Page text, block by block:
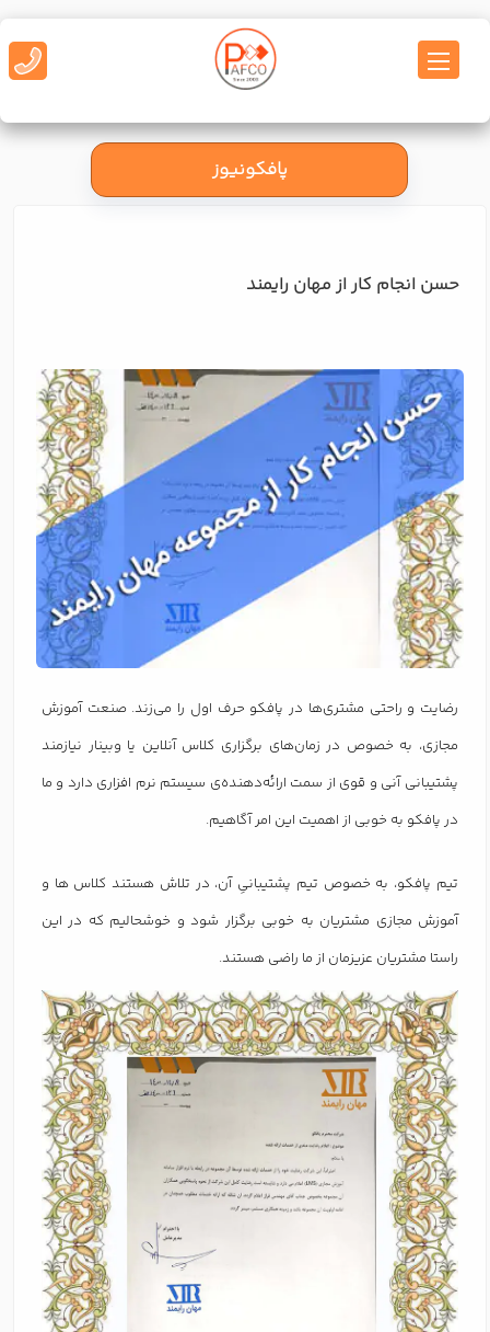
پافکونیوز
حسن انجام کار از مهان رایمند
رضایت و راحتی مشتری‌ها در پافکو حرف اول را می‌زند. صنعت آموزش
مجازی، به خصوص در زمان‌های برگزاری کلاس آنلاین یا وبینار نیازمند
پشتیبانی آنی و قوی از سمت ارائه‌دهنده‌ی سیستم نرم افزاری دارد و ما
در پافکو به خوبی از اهمیت این امر آگاهیم.
تیم پافکو، به خصوص تیم پشتیبانیِ آن، در تلاش هستند کلاس ها و
آموزش مجازی مشتریان به خوبی برگزار شود و خوشحالیم که در این
راستا مشتریان عزیزمان از ما راضی هستند.